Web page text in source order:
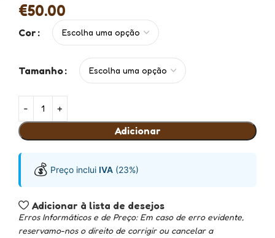
€50.00
Cor
Tamanho
Adicionar
💰 Preço inclui IVA (23%)
Adicionar à lista de desejos
Erros Informáticos e de Preço: Em caso de erro evidente,
reservamo-nos o direito de corrigir ou cancelar a